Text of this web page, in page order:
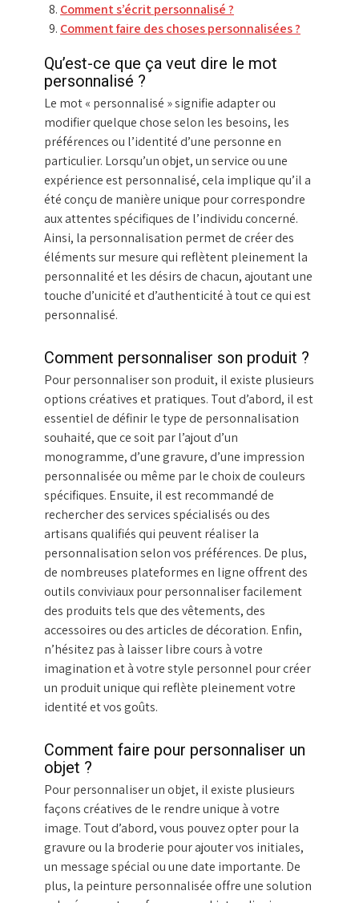
Comment s’écrit personnalisé ?
Comment faire des choses personnalisées ?
Qu’est-ce que ça veut dire le mot
personnalisé ?
Le mot « personnalisé » signifie adapter ou
modifier quelque chose selon les besoins, les
préférences ou l’identité d’une personne en
particulier. Lorsqu’un objet, un service ou une
expérience est personnalisé, cela implique qu’il a
été conçu de manière unique pour correspondre
aux attentes spécifiques de l’individu concerné.
Ainsi, la personnalisation permet de créer des
éléments sur mesure qui reflètent pleinement la
personnalité et les désirs de chacun, ajoutant une
touche d’unicité et d’authenticité à tout ce qui est
personnalisé.
Comment personnaliser son produit ?
Pour personnaliser son produit, il existe plusieurs
options créatives et pratiques. Tout d’abord, il est
essentiel de définir le type de personnalisation
souhaité, que ce soit par l’ajout d’un
monogramme, d’une gravure, d’une impression
personnalisée ou même par le choix de couleurs
spécifiques. Ensuite, il est recommandé de
rechercher des services spécialisés ou des
artisans qualifiés qui peuvent réaliser la
personnalisation selon vos préférences. De plus,
de nombreuses plateformes en ligne offrent des
outils conviviaux pour personnaliser facilement
des produits tels que des vêtements, des
accessoires ou des articles de décoration. Enfin,
n’hésitez pas à laisser libre cours à votre
imagination et à votre style personnel pour créer
un produit unique qui reflète pleinement votre
identité et vos goûts.
Comment faire pour personnaliser un
objet ?
Pour personnaliser un objet, il existe plusieurs
façons créatives de le rendre unique à votre
image. Tout d’abord, vous pouvez opter pour la
gravure ou la broderie pour ajouter vos initiales,
un message spécial ou une date importante. De
plus, la peinture personnalisée offre une solution